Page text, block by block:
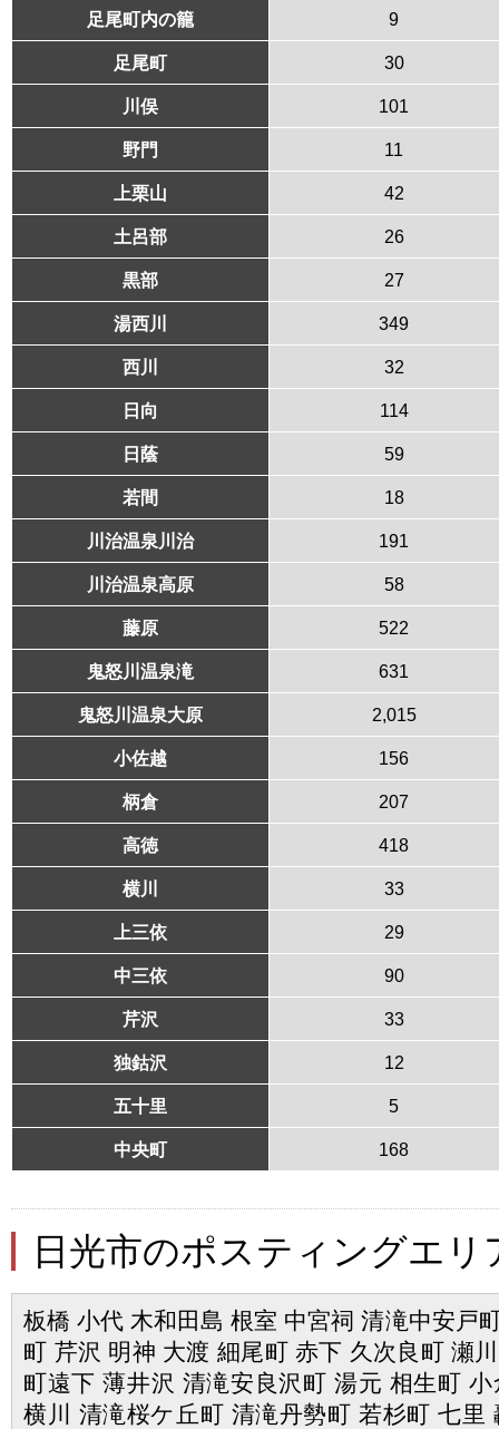
足尾町内の籠 9
足尾町 30
川俣 101
野門 11
上栗山 42
土呂部 26
黒部 27
湯西川 349
西川 32
日向 114
日蔭 59
若間 18
川治温泉川治 191
川治温泉高原 58
藤原 522
鬼怒川温泉滝 631
鬼怒川温泉大原 2,015
小佐越 156
柄倉 207
高徳 418
横川 33
上三依 29
中三依 90
芹沢 33
独鈷沢 12
五十里 5
中央町 168
日光市のポスティングエリ
板橋 小代 木和田島 根室 中宮祠 清滝中安戸
町 芹沢 明神 大渡 細尾町 赤下 久次良町 瀬
町遠下 薄井沢 清滝安良沢町 湯元 相生町
横川 清滝桜ケ丘町 清滝丹勢町 若杉町 七里